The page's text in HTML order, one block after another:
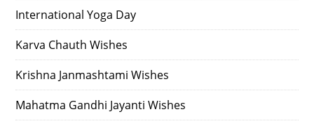
International Yoga Day
Karva Chauth Wishes
Krishna Janmashtami Wishes
Mahatma Gandhi Jayanti Wishes